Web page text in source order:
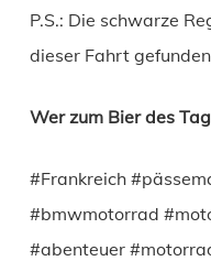
P.S.: Die schwarze
dieser Fahrt
Wer zum Bier des
#Frankreich
#bmwmotorrad
#abenteuer